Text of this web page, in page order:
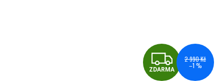
ZDARMA
2 990 Kč
–1 %